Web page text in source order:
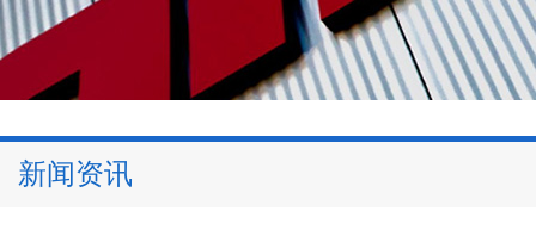
新闻资讯